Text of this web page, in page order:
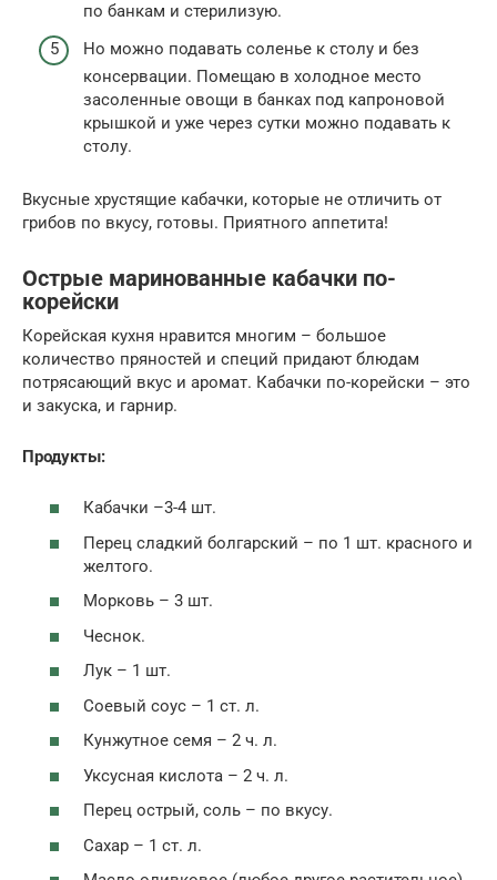
по банкам и стерилизую.
Но можно подавать соленье к столу и без
консервации. Помещаю в холодное место
засоленные овощи в банках под капроновой
крышкой и уже через сутки можно подавать к
столу.
Вкусные хрустящие кабачки, которые не отличить от
грибов по вкусу, готовы. Приятного аппетита!
Острые маринованные кабачки по-
корейски
Корейская кухня нравится многим – большое
количество пряностей и специй придают блюдам
потрясающий вкус и аромат. Кабачки по-корейски – это
и закуска, и гарнир.
Продукты:
Кабачки –3-4 шт.
Перец сладкий болгарский – по 1 шт. красного и
желтого.
Морковь – 3 шт.
Чеснок.
Лук – 1 шт.
Соевый соус – 1 ст. л.
Кунжутное семя – 2 ч. л.
Уксусная кислота – 2 ч. л.
Перец острый, соль – по вкусу.
Сахар – 1 ст. л.